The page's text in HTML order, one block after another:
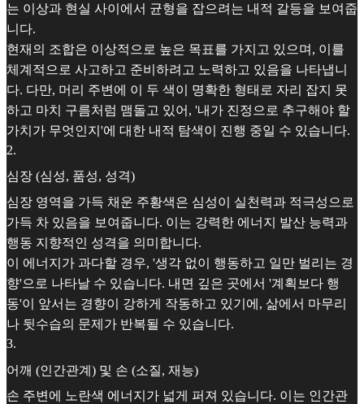
는 이상과 현실 사이에서 균형을 잡으려는 내적 갈등을 보여줍
니다.
현재의 조합은 이상적으로 높은 목표를 가지고 있으며, 이를
체계적으로 사고하고 준비하려고 노력하고 있음을 나타냅니
다. 다만, 머리 주변에 이 두 색이 명확한 형태로 자리 잡지 못
하고 마치 구름처럼 맴돌고 있어, '내가 진정으로 추구해야 할
가치가 무엇인지'에 대한 내적 탐색이 진행 중일 수 있습니다.
2.
심장 (심성, 품성, 성격)
심장 영역을 가득 채운 주황색은 심성이 실천력과 적극성으로
가득 차 있음을 보여줍니다. 이는 강력한 에너지 발산 능력과
행동 지향적인 성격을 의미합니다.
이 에너지가 과다할 경우, '생각 없이 행동하고 일만 벌리는 경
향'으로 나타날 수 있습니다. 내면 깊은 곳에서 '계획보다 행
동'이 앞서는 경향이 강하게 작동하고 있기에, 삶에서 마무리
나 뒷수습의 문제가 반복될 수 있습니다.
3.
어깨 (인간관계) 및 손 (소질, 재능)
손 주변에 노란색 에너지가 넓게 퍼져 있습니다. 이는 인간관